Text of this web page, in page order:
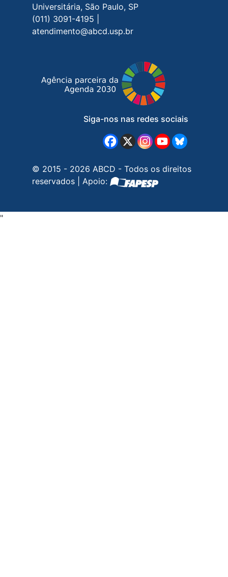
Universitária, São Paulo, SP
(011) 3091-4195 |
atendimento@abcd.usp.br
Siga-nos nas redes sociais
© 2015 - 2026 ABCD - Todos os direitos
reservados | Apoio:
"